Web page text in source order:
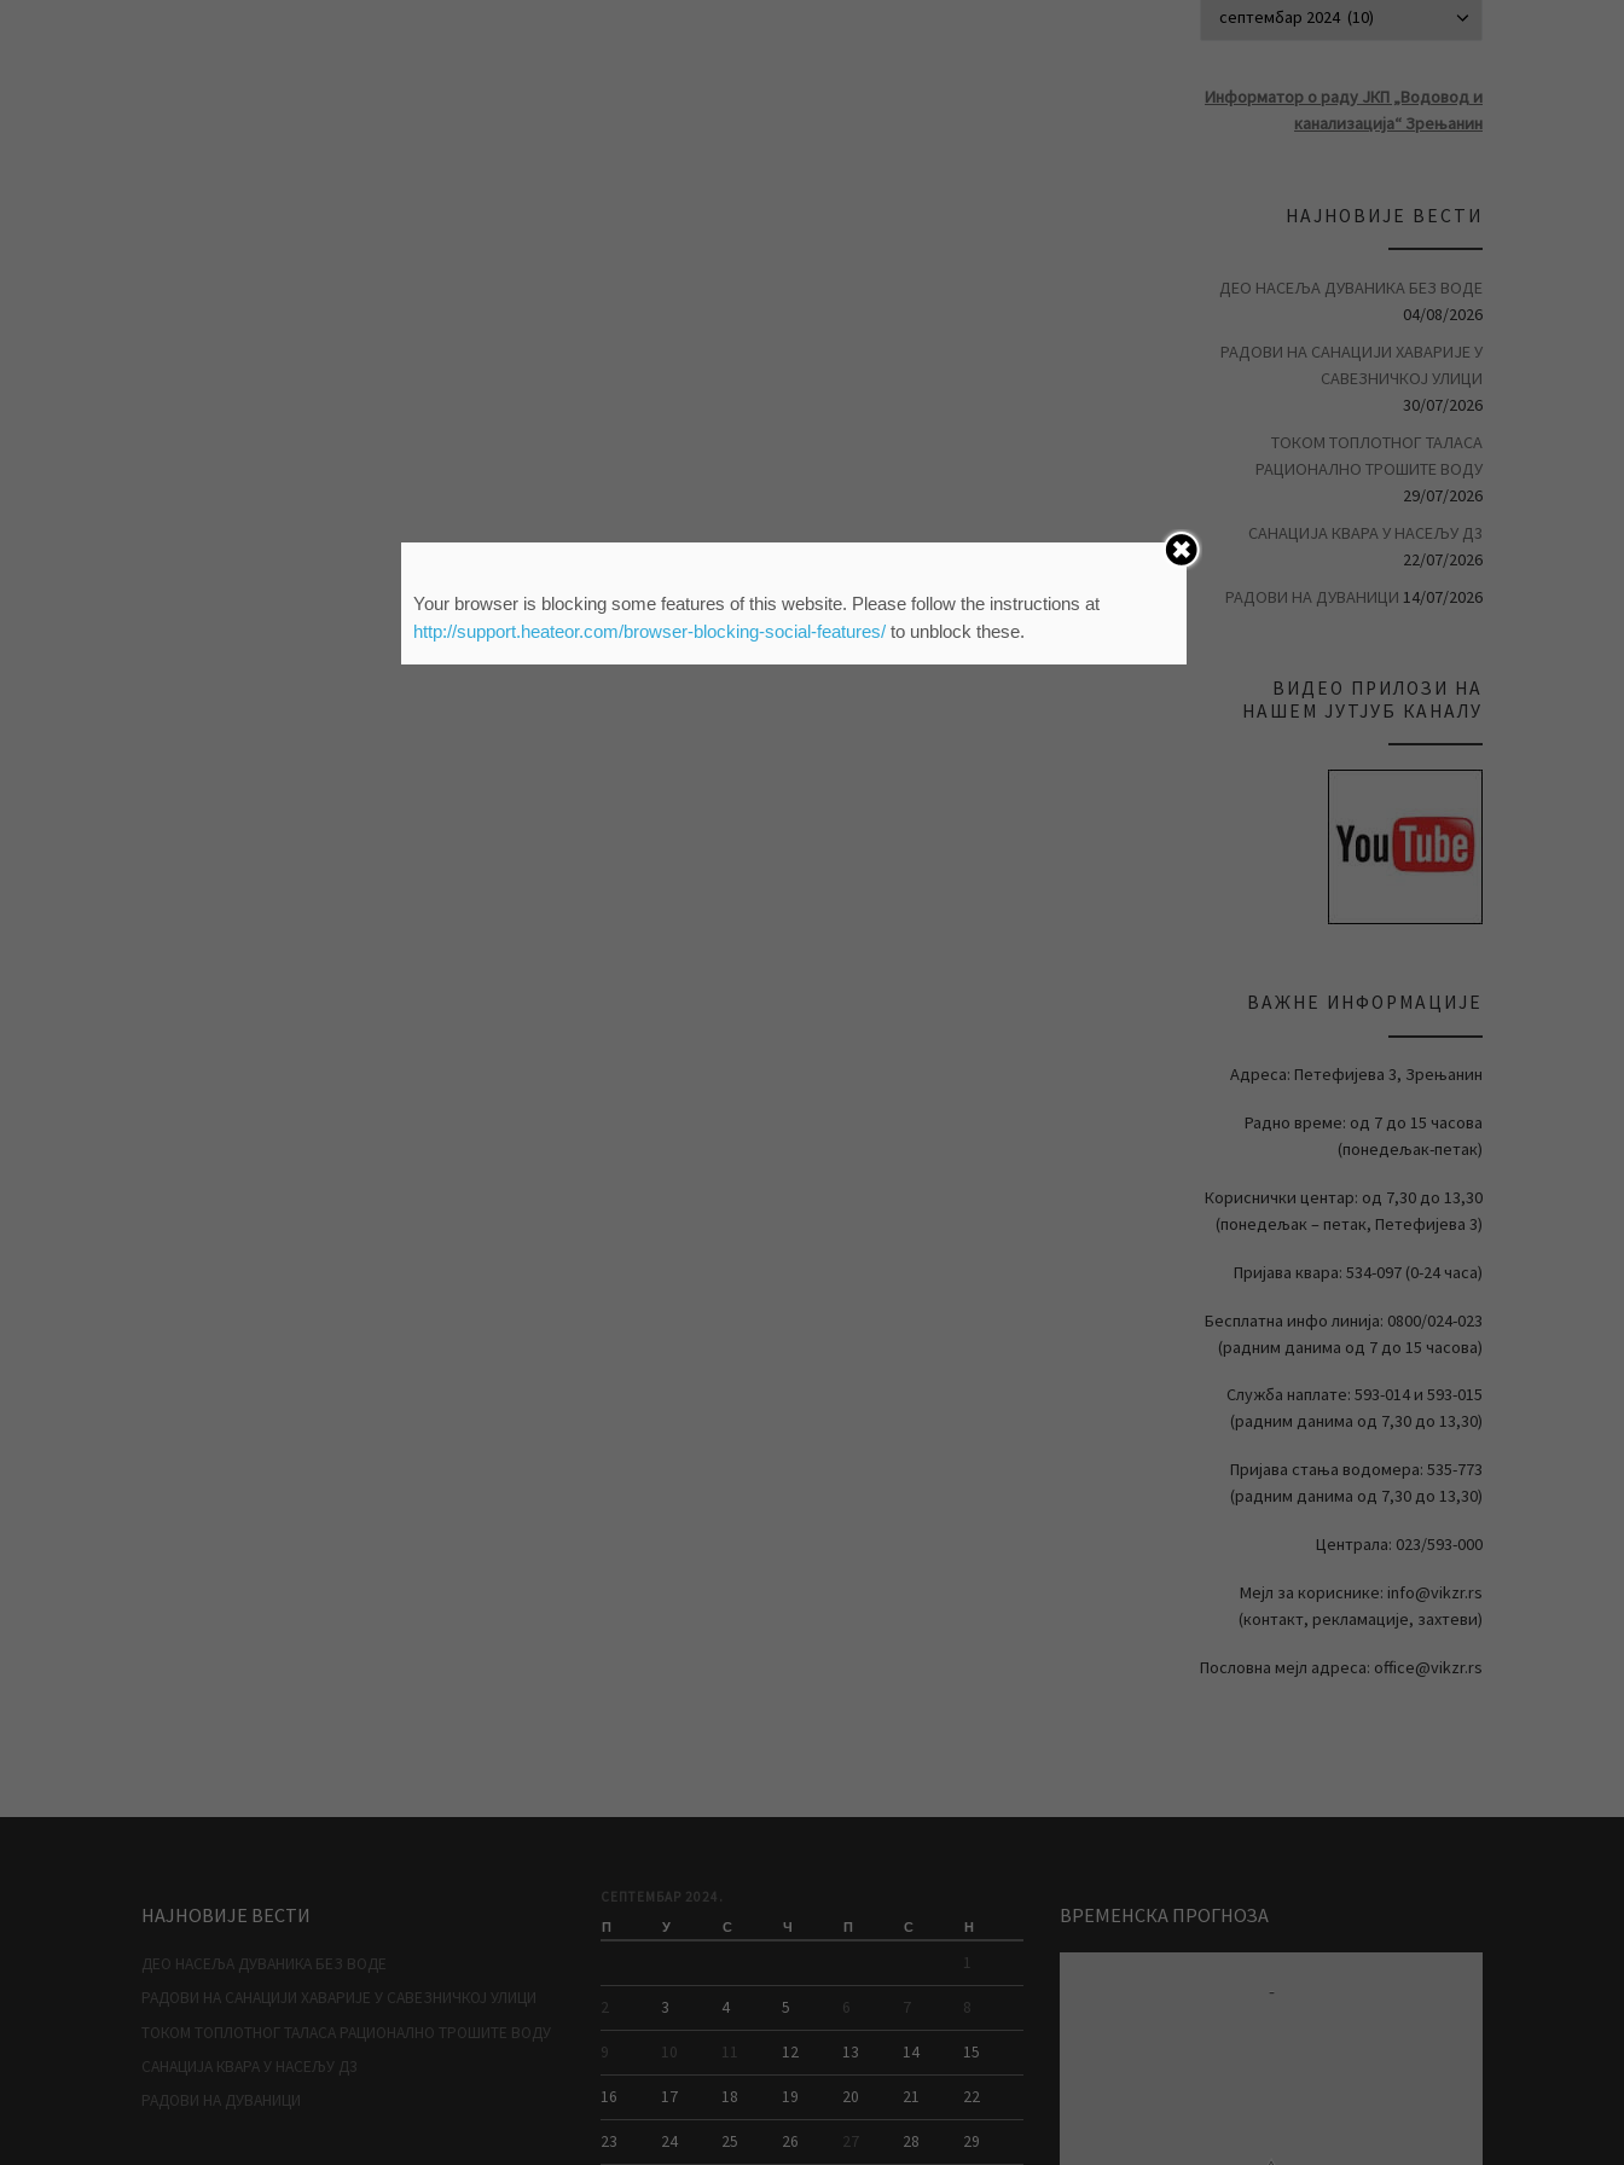
Информатор о раду ЈКП „Водовод и
канализација“ Зрењанин
НАЈНОВИЈЕ ВЕСТИ
ДЕО НАСЕЉА ДУВАНИКА БЕЗ ВОДЕ
04/08/2026
РАДОВИ НА САНАЦИЈИ ХАВАРИЈЕ У
САВЕЗНИЧКОЈ УЛИЦИ
30/07/2026
ТОКОМ ТОПЛОТНОГ ТАЛАСА
РАЦИОНАЛНО ТРОШИТЕ ВОДУ
29/07/2026
САНАЦИЈА КВАРА У НАСЕЉУ Д3
22/07/2026
РАДОВИ НА ДУВАНИЦИ 14/07/2026
ВИДЕО ПРИЛОЗИ НА
НАШЕМ ЈУТЈУБ КАНАЛУ
ВАЖНЕ ИНФОРМАЦИЈЕ
Адреса: Петефијева 3, Зрењанин
Радно време: од 7 до 15 часова
(понедељак-петак)
Кориснички центар: од 7,30 до 13,30
(понедељак – петак, Петефијева 3)
Пријава квара: 534-097 (0-24 часа)
Бесплатна инфо линија: 0800/024-023
(радним данима од 7 до 15 часова)
Служба наплате: 593-014 и 593-015
(радним данима од 7,30 до 13,30)
Пријава стања водомера: 535-773
(радним данима од 7,30 до 13,30)
Централа: 023/593-000
Мејл за кориснике: info@vikzr.rs
(контакт, рекламације, захтеви)
Пословна мејл адреса: office@vikzr.rs
НАЈНОВИЈЕ ВЕСТИ
ДЕО НАСЕЉА ДУВАНИКА БЕЗ ВОДЕ
РАДОВИ НА САНАЦИЈИ ХАВАРИЈЕ У САВЕЗНИЧКОЈ УЛИЦИ
ТОКОМ ТОПЛОТНОГ ТАЛАСА РАЦИОНАЛНО ТРОШИТЕ ВОДУ
САНАЦИЈА КВАРА У НАСЕЉУ Д3
РАДОВИ НА ДУВАНИЦИ
СЕПТЕМБАР 2024.
П У С Ч П С Н
1
2 3 4 5 6 7 8
9 10 11 12 13 14 15
16 17 18 19 20 21 22
23 24 25 26 27 28 29
ВРЕМЕНСКА ПРОГНОЗА
-
Your browser is blocking some features of this website. Please follow the instructions at
http://support.heateor.com/browser-blocking-social-features/to unblock these.